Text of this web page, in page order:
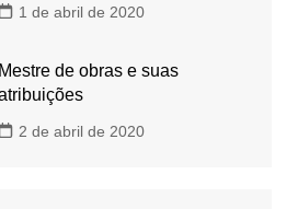
1 de abril de 2020
Mestre de obras e suas
2 de abril de 2020